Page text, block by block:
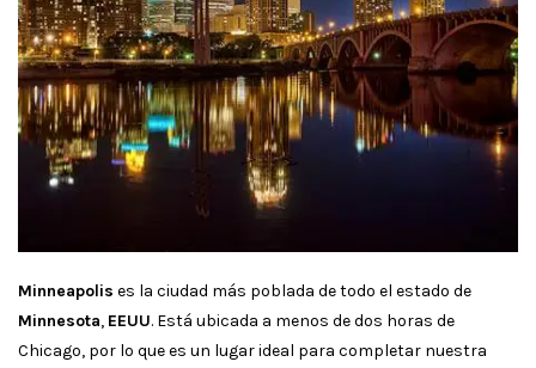
Minneapolis es la ciudad más poblada de todo el estado de
Minnesota, EEUU. Está ubicada a menos de dos horas de
Chicago, por lo que es un lugar ideal para completar nuestra